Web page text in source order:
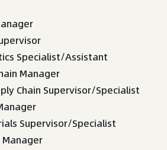
Specialist/Assistant
Manager
Chain Supervisor/Specialist
Supervisor/Specialist
Manager